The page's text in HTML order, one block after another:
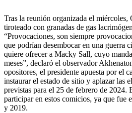
Tras la reunión organizada el miércoles,
tiroteado con granadas de gas
“Provocaciones, son siempre
que podrían desembocar en una guerra
quiere ofrecer a Macky Sall, cuyo
meses”, declaró el observador
opositores, el presidente apuesta por el
instaurar el estado de sitio y aplazar las
previstas para el 25 de febrero de 2024.
participar en estos comicios, ya que fue
y 2019.